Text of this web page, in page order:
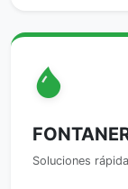
Soluciones